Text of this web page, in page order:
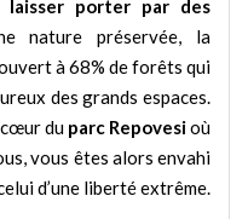
laisser porter par des
nature préservée, la
à 68% de forêts qui
des grands espaces.
cœur du parc Repovesioù
vous êtes alors envahi
d’une liberté extrême.